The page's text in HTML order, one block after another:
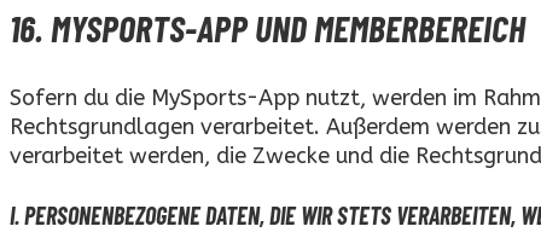
16. MYSPORTS-APP UND MEMBERBEREICH
Sofern du die MySports-App nutzt, werden im
Rechtsgrundlagen verarbeitet. Außerdem werden
verarbeitet werden, die Zwecke und die
I. PERSONENBEZOGENE DATEN, DIE WIR STETS VERARBEITEN,